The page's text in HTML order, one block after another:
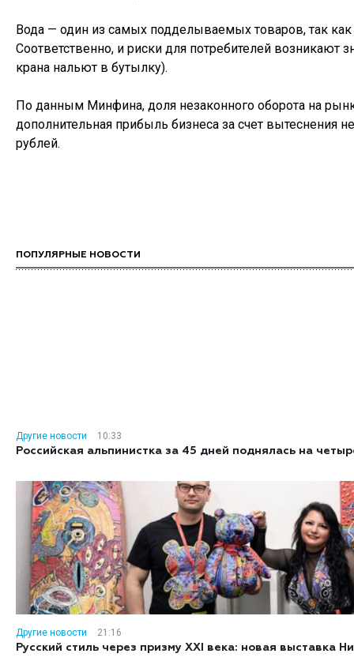
Вода — один из самых подделываемых товаров, так
Соответственно, и риски для потребителей возникают
крана нальют в бутылку).
По данным Минфина, доля незаконного оборота на
дополнительная прибыль бизнеса за счет вытеснения
рублей.
ПОПУЛЯРНЫЕ НОВОСТИ
Другие новости
10:33
Российская альпинистка за 45 дней поднялась на
Другие новости
21:16
Русский стиль через призму XXI века: новая выставка